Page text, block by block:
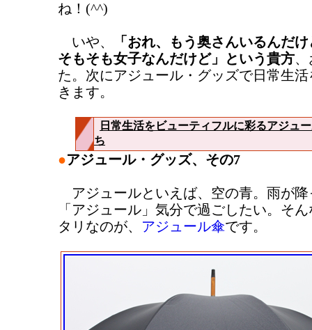
ね！(^^)
いや、
「おれ、もう奥さんいるんだ
そもそも女子なんだけど」という貴方
た。次にアジュール・グッズで日常生
きます。
日常生活をビューティフルに彩るアジュ
ち
●アジュール・グッズ、その7
アジュールといえば、空の青。雨が降
「アジュール」気分で過ごしたい。そ
タリなのが、 アジュール傘です。